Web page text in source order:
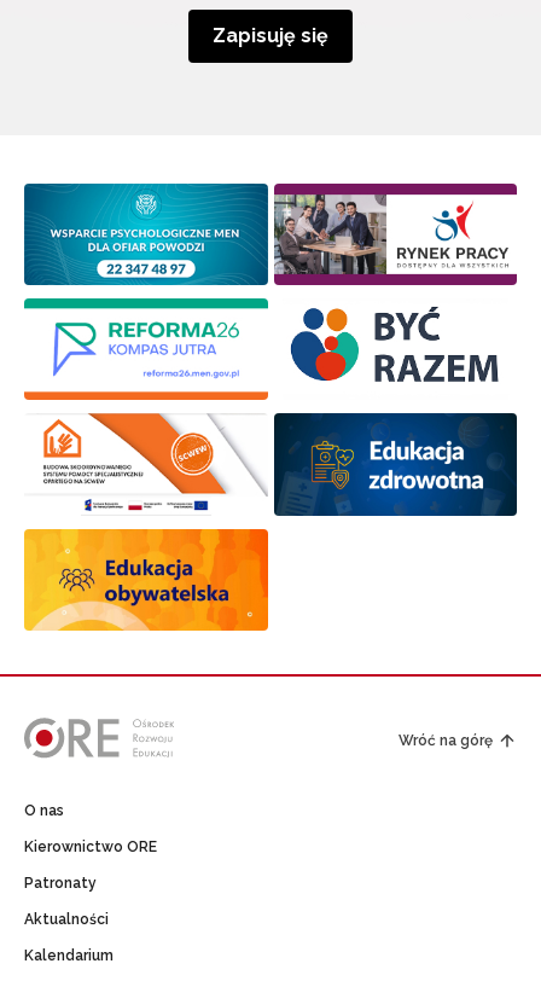
Zapisuję się
Wróć na górę
O nas
Kierownictwo ORE
Patronaty
Aktualności
Kalendarium
informacjami
o szkoleniach i programach.
Adres e-mail:
Wyrażam zgodę na przetwarzanie moich danych
osobowych przez ORE w celach marketingowych.
Zapisuję się